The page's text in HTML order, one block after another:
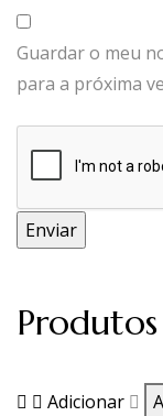
Guardar o meu
para a próxima
Adicionar